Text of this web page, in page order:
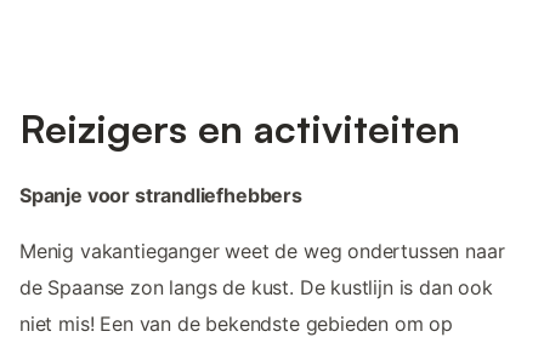
Reizigers en activiteiten
Spanje voor strandliefhebbers
Menig vakantieganger weet de weg ondertussen naar
de Spaanse zon langs de kust. De kustlijn is dan ook
niet mis! Een van de bekendste gebieden om op